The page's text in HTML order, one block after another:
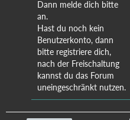
Dann melde dich bitte
an.
Hast du noch kein
Benutzerkonto, dann
bitte registriere dich,
nach der Freischaltung
kannst du das Forum
uneingeschränkt nutzen.